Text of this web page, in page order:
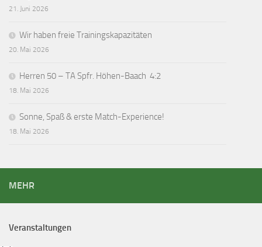
21. Juni 2026
Wir haben freie Trainingskapazitäten
20. Mai 2026
Herren 50 – TA Spfr. Höhen-Baach 4:2
18. Mai 2026
Sonne, Spaß & erste Match-Experience!
18. Mai 2026
MEHR
Veranstaltungen